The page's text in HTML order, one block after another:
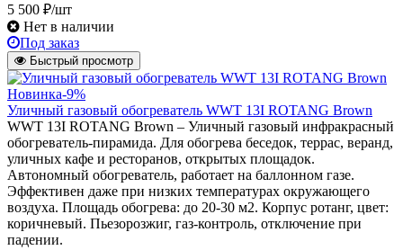
5 500 ₽/шт
Нет в наличии
Под заказ
Быстрый просмотр
Новинка-9%
Уличный газовый обогреватель WWT 13I ROTANG Brown
WWT 13I ROTANG Brown – Уличный газовый инфракрасный
обогреватель-пирамида. Для обогрева беседок, террас, веранд,
уличных кафе и ресторанов, открытых площадок.
Автономный обогреватель, работает на баллонном газе.
Эффективен даже при низких температурах окружающего
воздуха. Площадь обогрева: до 20-30 м2. Корпус ротанг, цвет:
коричневый. Пьезорозжиг, газ-контроль, отключение при
падении.